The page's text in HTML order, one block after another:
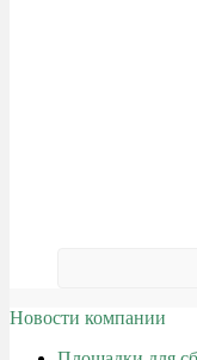
Новости компании